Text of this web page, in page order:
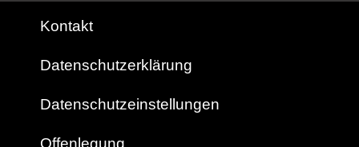
Kontakt
Datenschutzerklärung
Datenschutzeinstellungen
Offenlegung